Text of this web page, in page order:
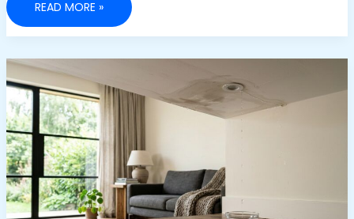
À
DE
LA
INUTILE
(JUSQU’À
CE
QU’ELLE
VOUS
TERRASSE
READ MORE »